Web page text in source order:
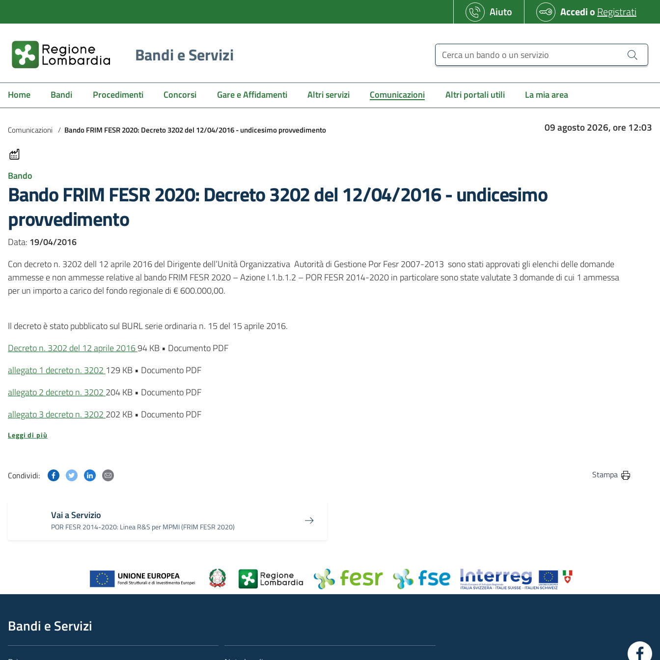
Aiuto AccedioRegistrati
Bandi e Servizi Cerca un bando o un servizio
Home Bandi Procedimenti Concorsi Gare e Affidamenti Altri servizi Comunicazioni Altri portali utili La mia area
Comunicazioni / Bando FRIM FESR 2020: Decreto 3202 del 12/04/2016 - undicesimo provvedimento 09 agosto 2026, ore 12:03
Bando
Bando FRIM FESR 2020: Decreto 3202 del 12/04/2016 - undicesimo
provvedimento
Data: 19/04/2016
Con decreto n. 3202 dell 12 aprile 2016 del Dirigente dell’Unità Organizzativa Autorità di Gestione Por Fesr 2007-2013 sono stati approvati gli elenchi delle domande
ammesse e non ammesse relative al bando FRIM FESR 2020 – Azione I.1.b.1.2 – POR FESR 2014-2020 in particolare sono state valutate 3 domande di cui 1 ammessa
per un importo a carico del fondo regionale di € 600.000,00.
Il decreto è stato pubblicato sul BURL serie ordinaria n. 15 del 15 aprile 2016.
Decreto n. 3202 del 12 aprile 201694 KB • Documento PDF
allegato 1 decreto n. 3202 129 KB • Documento PDF
allegato 2 decreto n. 3202 204 KB • Documento PDF
allegato 3 decreto n. 3202 202 KB • Documento PDF
Leggi di più
Condividi: Condividi questa pagina su Facebook
Condividi questa pagina su Twitter
Condividi questa pagina su Linkedin Stampa
Vai a Servizio
POR FESR 2014-2020: Linea R&S per MPMI (FRIM FESR 2020)
Bandi e Servizi